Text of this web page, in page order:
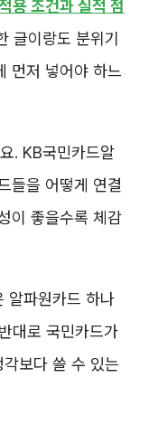
용 조건과 실적 점
글이랑도 분위기
먼저 넣어야 하느
. KB국민카드알
들을 어떻게 연결
이 좋을수록 체감
알파원카드 하나
대로 국민카드가
보다 쓸 수 있는